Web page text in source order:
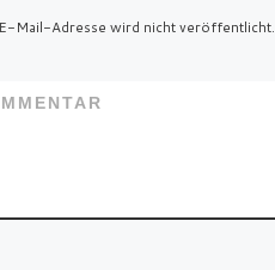
Mail-Adresse wird nicht veröffentlicht.